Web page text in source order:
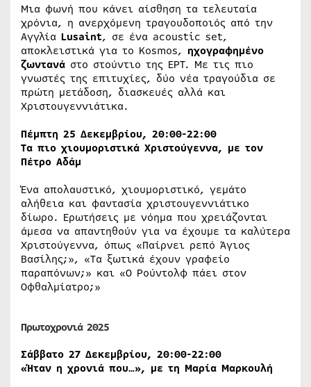
Μια φωνή που κάνει αίσθηση τα τελευταία
χρόνια, η ανερχόμενη τραγουδοποιός από την
Αγγλία Lusaint, σε ένα acoustic set,
αποκλειστικά για το Kosmos, ηχογραφημένο
ζωντανά στο στούντιο της ΕΡΤ. Με τις πιο
γνωστές της επιτυχίες, δύο νέα τραγούδια σε
πρώτη μετάδοση, διασκευές αλλά και
Χριστουγεννιάτικα.
Πέμπτη 25 Δεκεμβρίου, 20:00-22:00
Tα πιο χιουμοριστικά Χριστούγεννα, με τον
Πέτρο Αδάμ
Ένα απολαυστικό, χιουμοριστικό, γεμάτο
αλήθεια και φαντασία χριστουγεννιάτικο
δίωρο. Ερωτήσεις με νόημα που χρειάζονται
άμεσα να απαντηθούν για να έχουμε τα καλύτερα
Χριστούγεννα, όπως «Παίρνει ρεπό Άγιος
Βασίλης;», «Τα ξωτικά έχουν γραφείο
παραπόνων;» και «Ο Ρούντολφ πάει στον
Οφθαλμίατρο;»
Πρωτοχρονιά 2025
Σάββατο 27 Δεκεμβρίου, 20:00-22:00
«Ήταν η χρονιά που…», με τη Μαρία Μαρκουλή